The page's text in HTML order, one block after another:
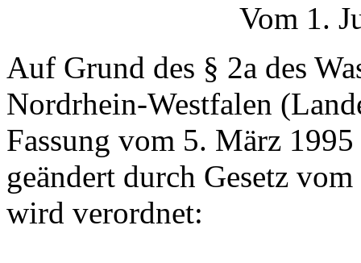
Vom 1.
Auf Grund des § 2a des
Nordrhein-Westfalen
Fassung vom 5. März
geändert durch Gesetz
wird verordnet: